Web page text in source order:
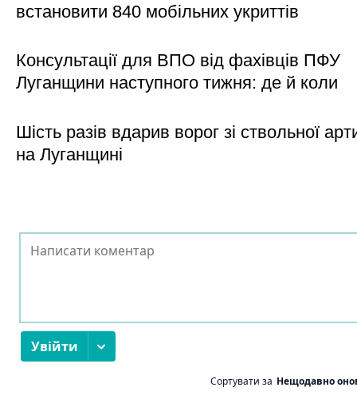
встановити 840 мобільних укриттів
Консультації для ВПО від фахівців ПФУ
Луганщини наступного тижня: де й коли
Шість разів вдарив ворог зі ствольної
на Луганщині